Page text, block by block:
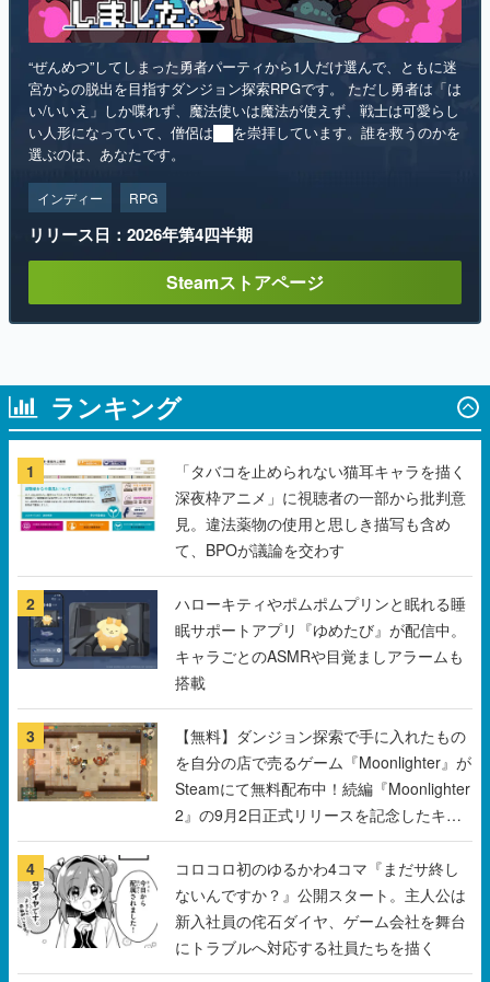
“ぜんめつ”してしまった勇者パーティから1人だけ選んで、ともに迷
宮からの脱出を目指すダンジョン探索RPGです。 ただし勇者は「は
い/いいえ」しか喋れず、魔法使いは魔法が使えず、戦士は可愛らし
い人形になっていて、僧侶は██を崇拝しています。誰を救うのかを
選ぶのは、あなたです。
インディー RPG
リリース日：2026年第4四半期
Steamストアページ
ランキング
1
「タバコを止められない猫耳キャラを描く
深夜枠アニメ」に視聴者の一部から批判意
見。違法薬物の使用と思しき描写も含め
て、BPOが議論を交わす
2
ハローキティやポムポムプリンと眠れる睡
眠サポートアプリ『ゆめたび』が配信中。
キャラごとのASMRや目覚ましアラームも
搭載
3
【無料】ダンジョン探索で手に入れたもの
を自分の店で売るゲーム『Moonlighter』が
Steamにて無料配布中！続編『Moonlighter
2』の9月2日正式リリースを記念したキャ
ンペーン
4
コロコロ初のゆるかわ4コマ『まだサ終し
ないんですか？』公開スタート。主人公は
新入社員の侘石ダイヤ、ゲーム会社を舞台
にトラブルへ対応する社員たちを描く